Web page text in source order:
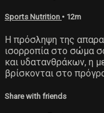
Sports Nutrition • 12m
Η πρόσληψη της
ισορροπία στο σώμα
και υδατανθράκων, η
βρίσκονται στο
Share with friends